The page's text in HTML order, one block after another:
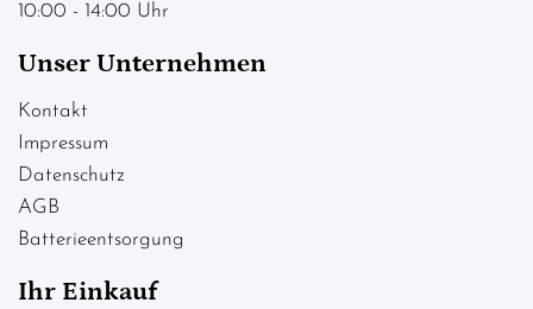
10:00 - 14:00 Uhr
Unser Unternehmen
Kontakt
Impressum
Datenschutz
AGB
Batterieentsorgung
Ihr Einkauf